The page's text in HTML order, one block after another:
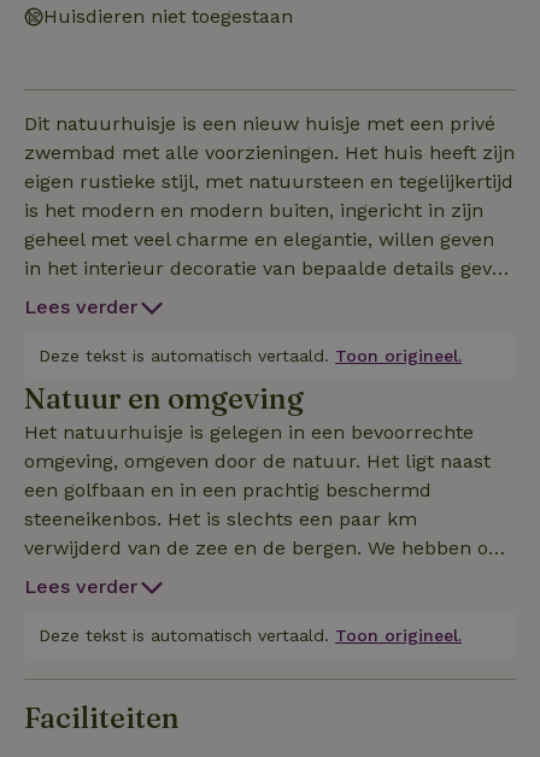
Huisdieren niet toegestaan
Dit natuurhuisje is een nieuw huisje met een privé
zwembad met alle voorzieningen. Het huis heeft zijn
eigen rustieke stijl, met natuursteen en tegelijkertijd
is het modern en modern buiten, ingericht in zijn
geheel met veel charme en elegantie, willen geven
in het interieur decoratie van bepaalde details geven
een kleine eerbetoon en het onthouden van de
heeft het een terras voor de eethoek, een chill-out
lounge en een zwembad. Binnen, die via de hal
binnenkomt, is er een grote woonkamer met directe
toegang tot het terras en het zwembad. Apart van
de woonkamer is de grote en lichte volledig
uitgeruste keuken. Aan de andere kant zijn er twee
tweepersoonskamers, een met een
tweepersoonsbed en de andere met twee
eenpersoonsbedden. Beide kamers hebben een
kamer met een en-suite badkamer, een privé-
lounge en een apart terras.
Lees verder
Deze tekst is automatisch vertaald. Toon origineel.
Natuur en omgeving
Het natuurhuisje is gelegen in een bevoorrechte
omgeving, omgeven door de natuur. Het ligt naast
een golfbaan en in een prachtig beschermd
steeneikenbos. Het is slechts een paar km
verwijderd van de zee en de bergen. We hebben ook
verschillende natuurparken zoals Sa punta de
te genieten van de natuur en de prachtige
Lees verder
Deze tekst is automatisch vertaald. Toon origineel.
Faciliteiten